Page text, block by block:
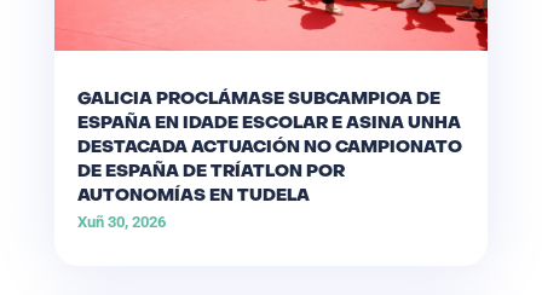
GALICIA PROCLÁMASE SUBCAMPIOA DE
ESPAÑA EN IDADE ESCOLAR E ASINA UNHA
DESTACADA ACTUACIÓN NO CAMPIONATO
DE ESPAÑA DE TRÍATLON POR
AUTONOMÍAS EN TUDELA
Xuñ 30, 2026